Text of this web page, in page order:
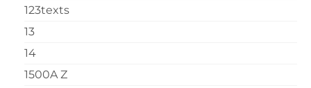
123texts
13
14
1500A Z